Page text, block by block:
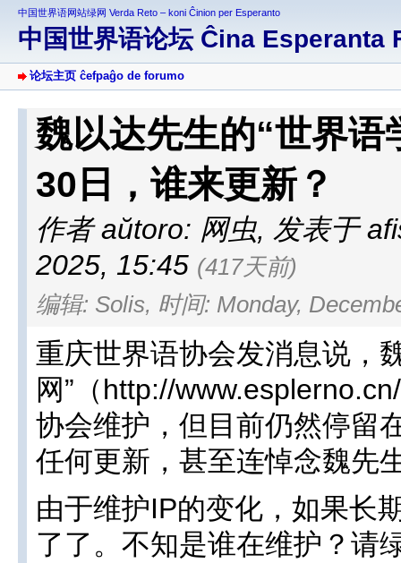
中国世界语网站绿网 Verda Reto – koni Ĉinion per Esperanto
中国世界语论坛 Ĉina Esperanta
论坛主页 ĉefpaĝo de forumo
魏以达先生的“世界
30日，谁来更新？
作者 aŭtoro: 网虫, 发表于
2025, 15:45 (417天前)
编辑: Solis, 时间: Monday,
重庆世界语协会发消息说，
网”（http://
协会维护，但目前仍然停留
任何更新，甚至连悼念魏先
由于维护IP的变化，如果长
了了。不知是谁在维护？请